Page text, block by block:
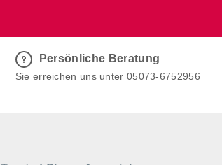
Persönliche Beratung
Sie erreichen uns unter 05073-6752956